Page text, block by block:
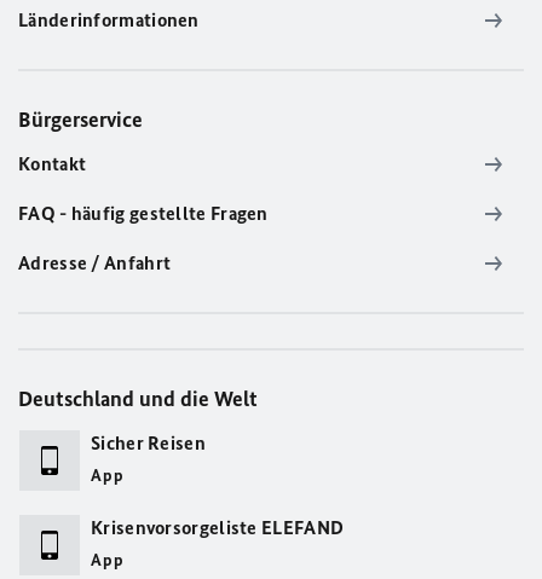
Länderinformationen
Bürgerservice
Kontakt
FAQ - häufig gestellte Fragen
Adresse / Anfahrt
Deutschland und die Welt
Sicher Reisen
App
Krisenvorsorgeliste ELEFAND
App